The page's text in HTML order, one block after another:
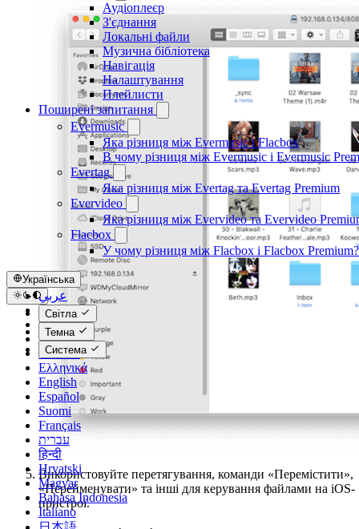
Аудіоплеєр
З'єднання
Локальні файли
Музична бібліотека
Навігація
Налаштування
Плейлисти
Поширені запитання
Evermusic
Яка різниця між Evermusic і Flacbox
В чому різниця між Evermusic і Evermusic
Evertag
Яка різниця між Evertag та Evertag Premium
Evervideo
Яка різниця між Evervideo та Evervideo
Flacbox
У чому різниця між Flacbox і Flacbox Premium?
Українська
عربي
Català
Čeština
Dansk
Deutsch
Ελληνικά
English
Español
Suomi
Français
עברית
हिन्दी
Hrvatski
Magyar
Bahasa Indonesia
Italiano
Світла
Темна
Система
Використовуйте перетягування, команди «Перемістити»,
«Перейменувати» та інші для керування файлами на iOS-
пристрої.